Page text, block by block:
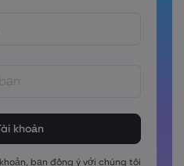
nhất 1 ký tự viết hoa
bạn đồng ý với chúng tôi